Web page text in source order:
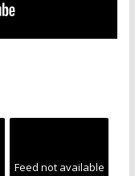
Feed not available